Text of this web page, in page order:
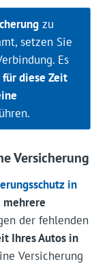
zu
setzen Sie
Es
diese Zeit
Versicherung
in
mehrere
der fehlenden
Ihres Autos in
Versicherung